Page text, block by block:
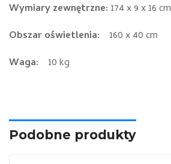
Wymiary zewnętrzne: 174 x 9 x 16 cm
Obszar oświetlenia: 160 x 40 cm
Waga: 10 kg
Podobne produkty